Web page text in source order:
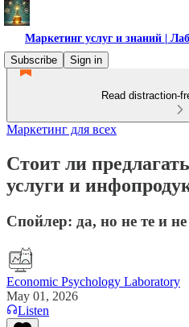
Маркетинг услуг и знаний |
Subscribe
Sign in
Read distraction-
Маркетинг для всех
Стоит ли
услуги и
Спойлер: да, но не те и
Economic Psychology Laboratory
May 01, 2026
Listen